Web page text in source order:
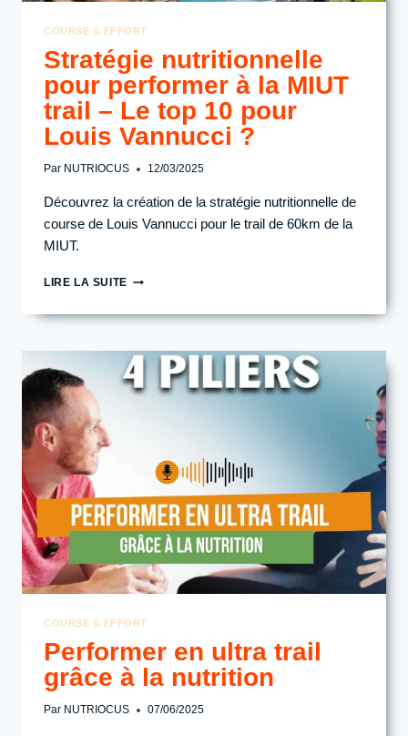
COURSE & EFFORT
Stratégie nutritionnelle
pour performer à la MIUT
trail – Le top 10 pour
Louis Vannucci ?
Par NUTRIOCUS 12/03/2025
Découvrez la création de la stratégie nutritionnelle de
course de Louis Vannucci pour le trail de 60km de la
MIUT.
LIRE LA SUITESTRATÉGIE
POUR
LA
MIUT
TRAIL
POUR
LOUIS
VANNUCCI
?
COURSE & EFFORT
Performer en ultra trail
grâce à la nutrition
Par NUTRIOCUS 07/06/2025